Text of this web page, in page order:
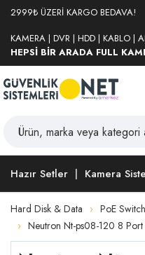
2999₺ ÜZERİ KARGO BEDAVA!
KAMERA | DVR | HDD | KABLO |
HEPSİ BİR ARADA FULL
Hazır Setler Kamera
Hard Disk & Data
PoE
Neutron Nt-ps08-120 8 Port